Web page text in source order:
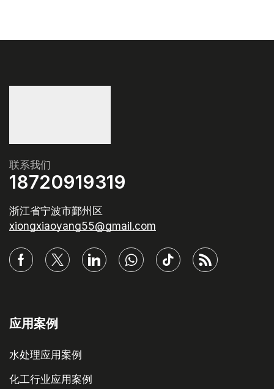
联系我们
18720919319
浙江省宁波市鄞州区
xiongxiaoyang55@gmail.com
应用案例
水处理应用案例
化工行业应用案例